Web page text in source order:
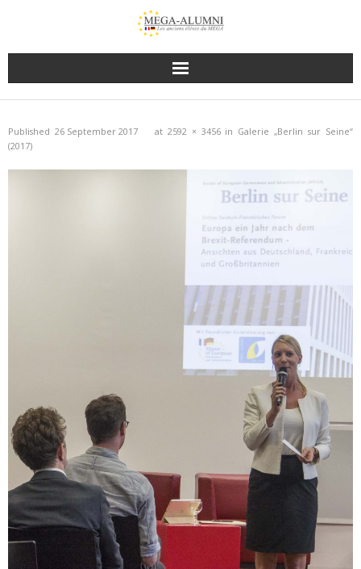
Published 26 September 2017 at 2592 × 3456in Galerie „Berlin sur Seine“
(2017)